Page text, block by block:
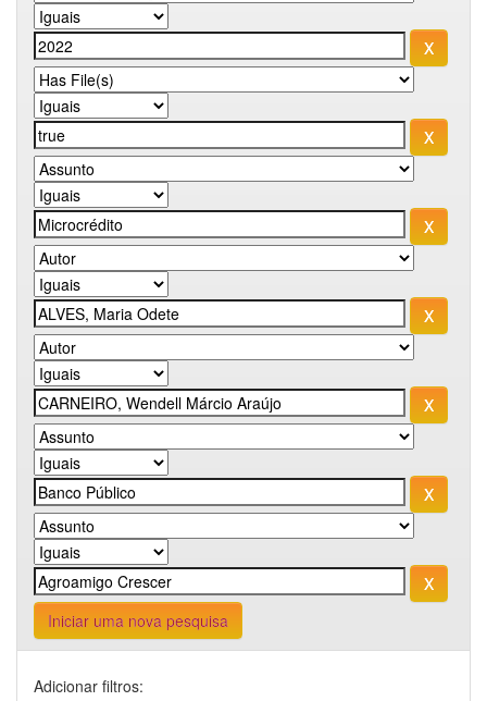
Iniciar uma nova pesquisa
Adicionar filtros: